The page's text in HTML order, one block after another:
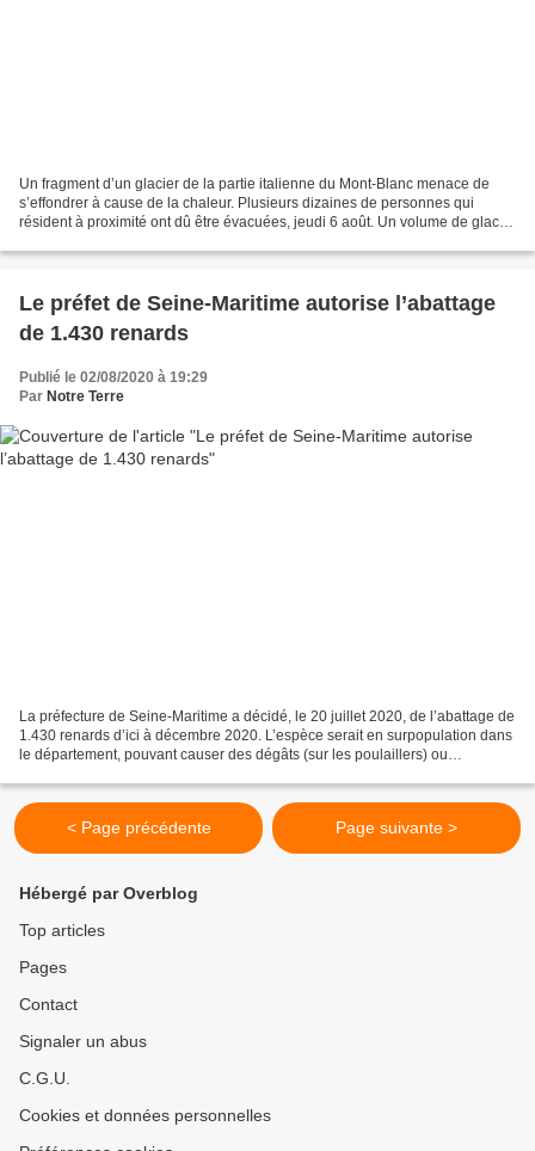
Un fragment d’un glacier de la partie italienne du Mont-Blanc menace de
s’effondrer à cause de la chaleur. Plusieurs dizaines de personnes qui
résident à proximité ont dû être évacuées, jeudi 6 août. Un volume de glace
Le préfet de Seine-Maritime autorise l’abattage
de 1.430 renards
Publié le 02/08/2020 à 19:29
Par Notre Terre
La préfecture de Seine-Maritime a décidé, le 20 juillet 2020, de l’abattage de
1.430 renards d’ici à décembre 2020. L’espèce serait en surpopulation dans
le département, pouvant causer des dégâts (sur les poulaillers) ou
< Page précédente Page suivante >
Hébergé par Overblog
Top articles
Pages
Contact
Signaler un abus
C.G.U.
Cookies et données personnelles